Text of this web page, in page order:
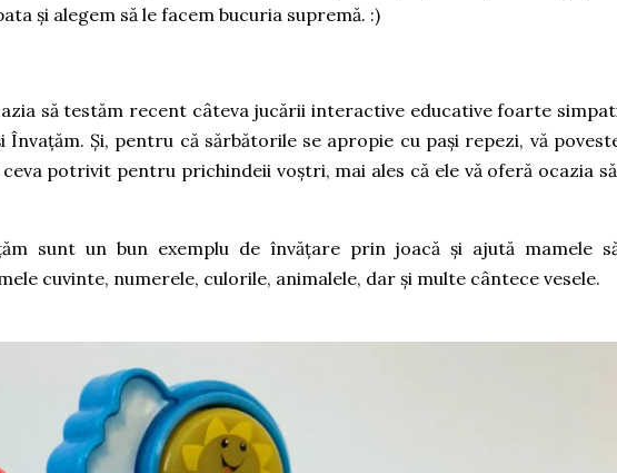
și alegem să le facem bucuria supremă. :)
să testăm recent câteva jucării interactive educative foarte
Învațăm. Și, pentru că sărbătorile se apropie cu pași repezi, vă
potrivit pentru prichindeii voștri, mai ales că ele vă oferă ocazia
sunt un bun exemplu de învățare prin joacă și ajută mamele
cuvinte, numerele, culorile, animalele, dar și multe cântece vesele.